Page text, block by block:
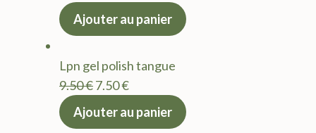
prix
9.50 €.
actuel
7.50 €.
Ajouter au panier
Lpn gel polish tangue
9.50€Le
prix
7.50€Le
actuel
Ajouter au panier